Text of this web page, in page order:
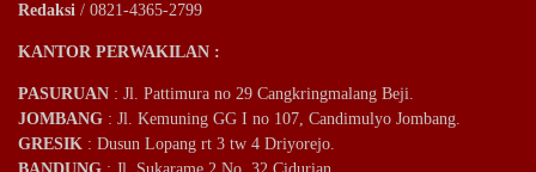
Redaksi / 0821-4365-2799
KANTOR PERWAKILAN :
PASURUAN : Jl. Pattimura no 29 Cangkringmalang Beji.
JOMBANG : Jl. Kemuning GG I no 107, Candimulyo Jombang.
GRESIK : Dusun Lopang rt 3 tw 4 Driyorejo.